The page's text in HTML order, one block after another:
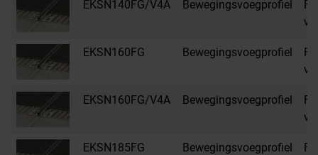
EKSN140FG/V4A Bewegingsvoegprofiel
EKSN160FG Bewegingsvoegprofiel
EKSN160FG/V4A Bewegingsvoegprofiel
EKSN185FG Bewegingsvoegprofiel